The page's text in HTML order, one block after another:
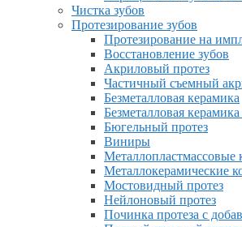
Чистка зубов
Протезирование зубов
Протезирование на
Восстановление зубов
Акриловый протез
Частичный съемный
Безметалловая керамика
Безметалловая
Бюгельный протез
Виниры
Металлопластмассовые
Металлокерамические
Мостовидный протез
Нейлоновый протез
Починка протеза с